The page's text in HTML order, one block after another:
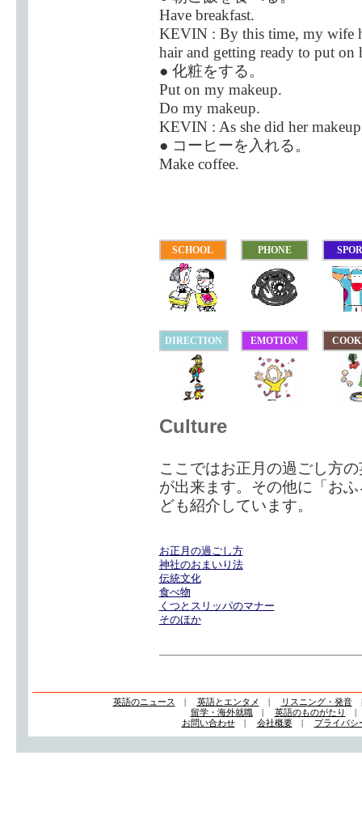
Have breakfast.
KEVIN : By this time, my wife
hair and getting ready to put on
● 化粧をする。
Put on my makeup.
Do my makeup.
KEVIN : As she did her
● コーヒーを入れる。
Make coffee.
SCHOOL PHONE
DIRECTION EMOTION
Culture
ここではお正月の過ごし方
が出来ます。その他に「お
ども紹介しています。
お正月の過ごし方
神社のおまいり法
伝統文化
食べ物
くつとスリッパのマナー
そのほか
英語のニュース | 英語とエンタメ | リスニング・発音
留学・海外就職| 英語のものがたり
お問い合わせ| 会社概要| プライバシ